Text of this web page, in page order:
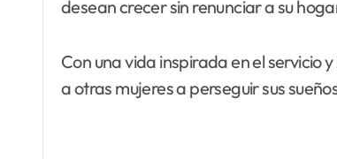
desean crecer sin renunciar a su
Con una vida inspirada en el servicio
a otras mujeres a perseguir sus